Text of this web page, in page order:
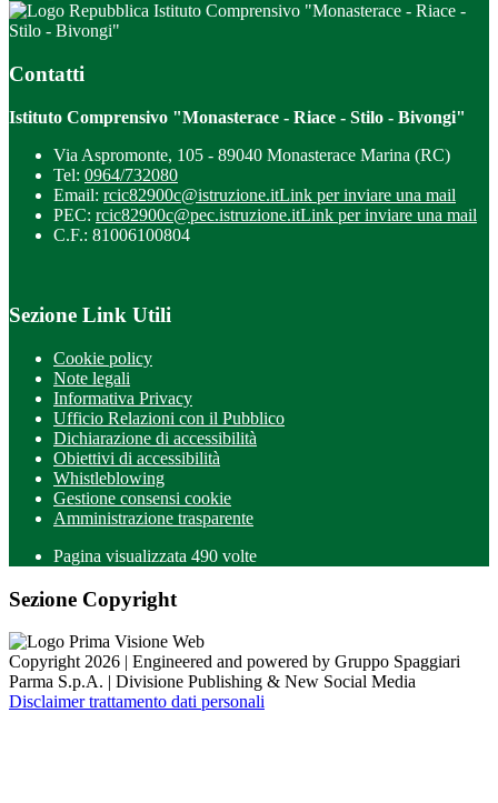
Istituto Comprensivo "Monasterace - Riace -
Stilo - Bivongi"
Contatti
Istituto Comprensivo "Monasterace - Riace - Stilo - Bivongi"
Via Aspromonte, 105 - 89040 Monasterace Marina (RC)
Tel: 0964/732080
Email: rcic82900c@istruzione.itLink per inviare una mail
PEC: rcic82900c@pec.istruzione.itLink per inviare una mail
C.F.: 81006100804
Sezione Link Utili
Cookie policy
Note legali
Informativa Privacy
Ufficio Relazioni con il Pubblico
Dichiarazione di accessibilità
Obiettivi di accessibilità
Whistleblowing
Gestione consensi cookie
Amministrazione trasparente
Pagina visualizzata 490 volte
Sezione Copyright
Copyright 2026 | Engineered and powered by Gruppo Spaggiari
Parma S.p.A. | Divisione Publishing & New Social Media
Disclaimer trattamento dati personali